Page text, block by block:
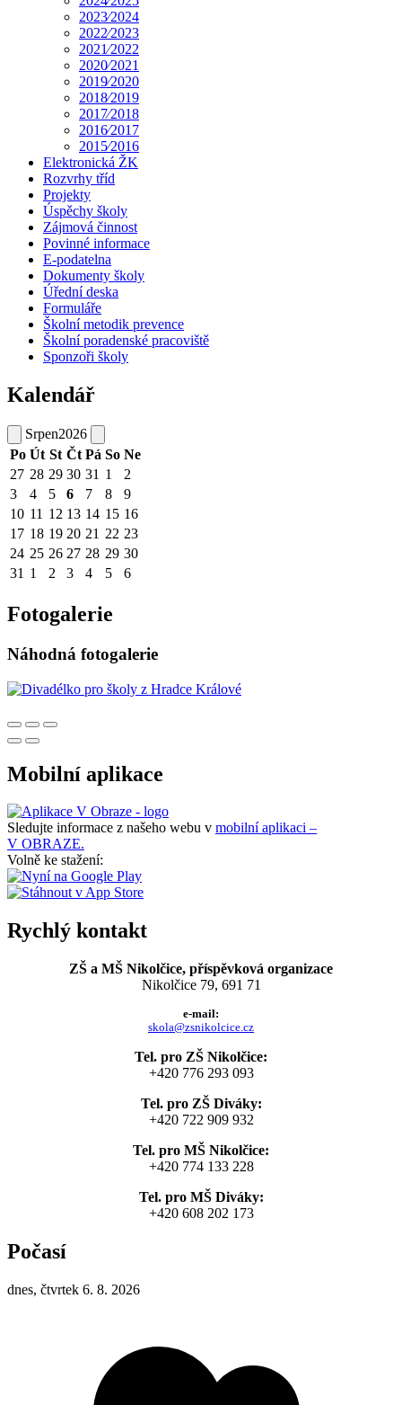
2023⁄2024
2022⁄2023
2021⁄2022
2020⁄2021
2019⁄2020
2018⁄2019
2017⁄2018
2016⁄2017
2015⁄2016
Elektronická ŽK
Rozvrhy tříd
Projekty
Úspěchy školy
Zájmová činnost
Povinné informace
E-podatelna
Dokumenty školy
Úřední deska
Formuláře
Školní metodik prevence
Školní poradenské pracoviště
Sponzoři školy
Kalendář
Srpen2026
Po Út St Čt Pá So Ne
27 28 29 30 31 1
2
3
4 5 6 7 8
9
10 11 12 13 14 15 16
17 18 19 20 21 22 23
24 25 26 27 28 29 30
31 1 2 3 4 5 6
Fotogalerie
Náhodná fotogalerie
Mobilní aplikace
Sledujte informace z našeho webu v mobilní aplikaci –
V OBRAZE.
Volně ke stažení:
Rychlý kontakt
ZŠ a MŠ Nikolčice, příspěvková organizace
Nikolčice 79, 691 71
e-mail:
skola@zsnikolcice.cz
Tel. pro ZŠ Nikolčice:
+420 776 293 093
Tel. pro ZŠ Diváky:
+420 722 909 932
Tel. pro MŠ Nikolčice:
+420 774 133 228
Tel. pro MŠ Diváky:
+420 608 202 173
Počasí
dnes, čtvrtek 6. 8. 2026